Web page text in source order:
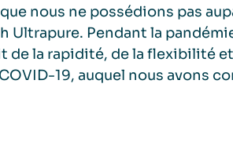
nous ne possédions pas
Ultrapure. Pendant la
de la rapidité, de la flexibilité
19, auquel nous avons